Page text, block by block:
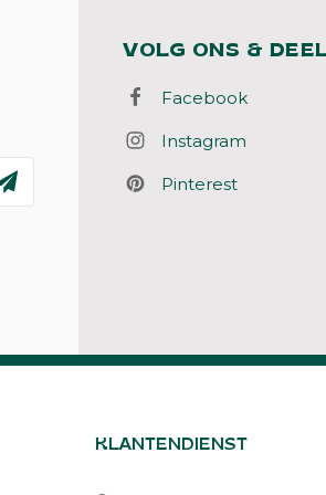
VOLG ONS &
Facebook
Instagram
Pinterest
KLANTENDIENST